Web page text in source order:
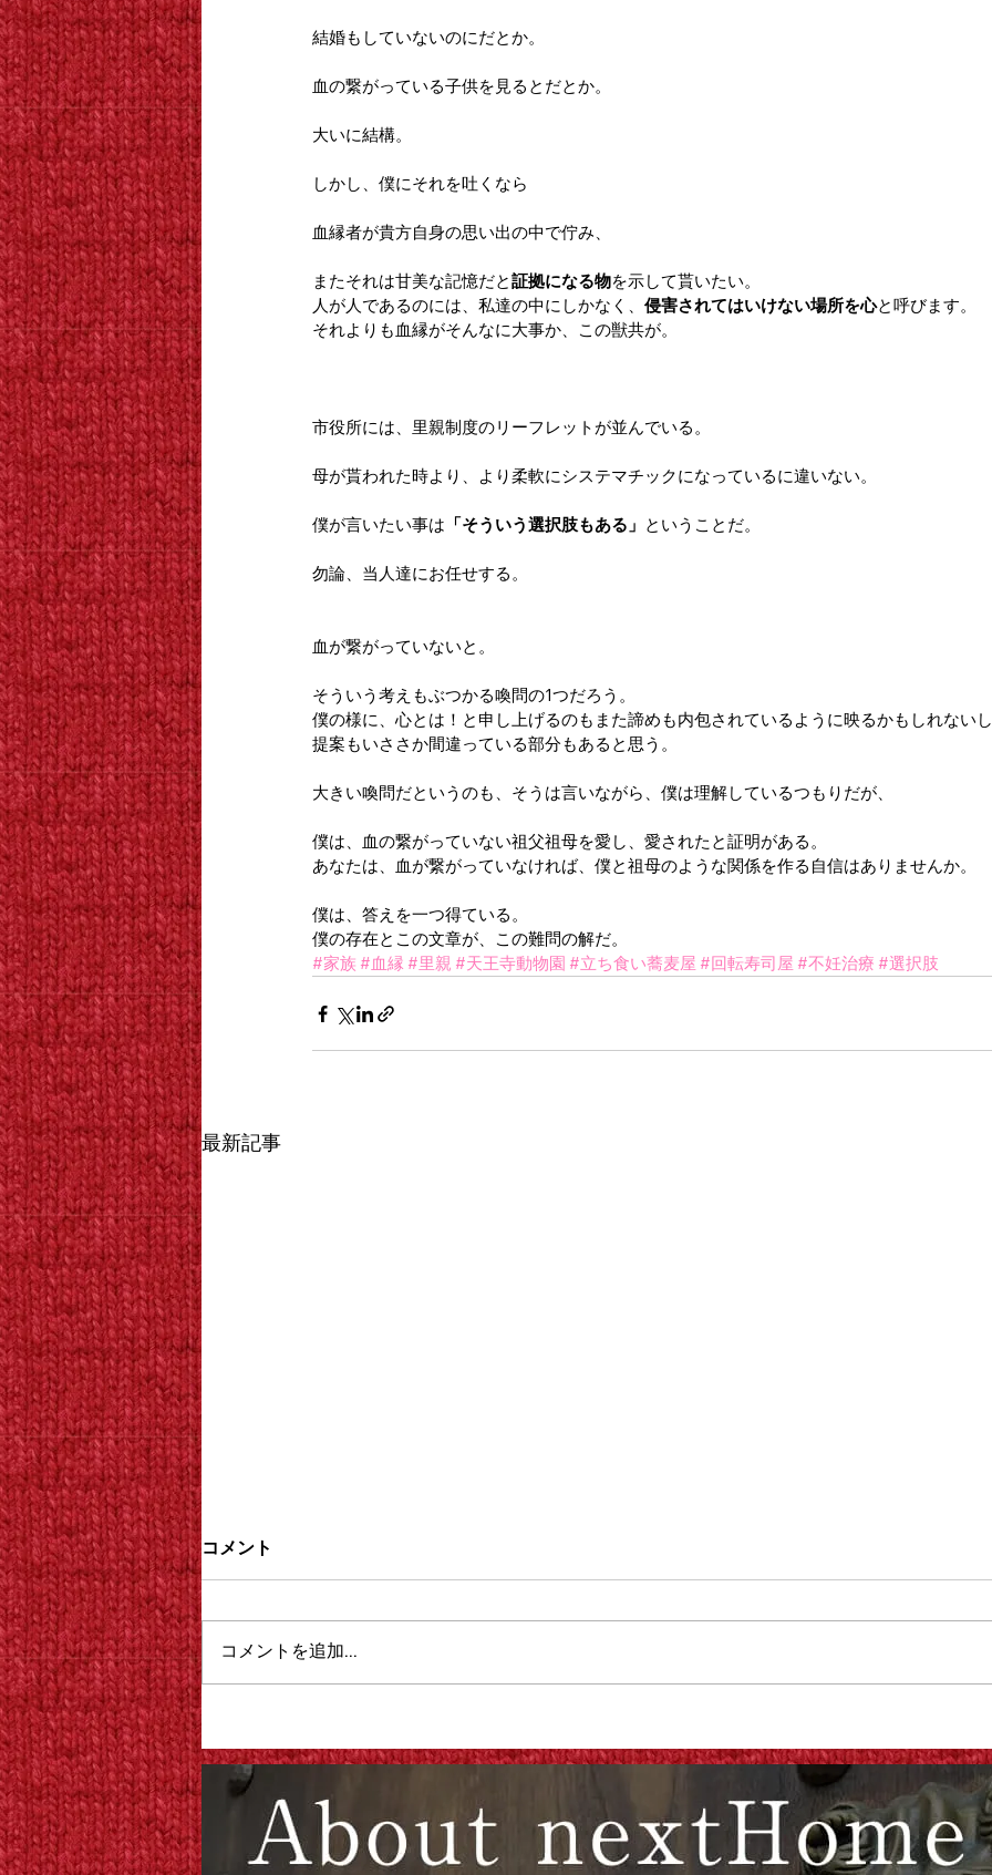
結婚もしていないのにだとか。
血の繋がっている子供を見るとだとか。
大いに結構。
しかし、僕にそれを吐くなら
血縁者が貴方自身の思い出の中で佇み、
またそれは甘美な記憶だと証拠になる物を示して貰いたい。
人が人であるのには、私達の中にしかなく、 侵害されてはいけない場所を心と呼びます。
それよりも血縁がそんなに大事か、この獣共が。
市役所には、里親制度のリーフレットが並んでいる。
母が貰われた時より、より柔軟にシステマチックになっているに違いない。
僕が言いたい事は 「そういう選択肢もある」 ということだ。
勿論、当人達にお任せする。
血が繋がっていないと。
そういう考えもぶつかる喚問の1つだろう。
僕の様に、心とは！と申し上げるのもまた諦めも内包されているように映るかもしれない
提案もいささか間違っている部分もあると思う。
大きい喚問だというのも、そうは言いながら、僕は理解しているつもりだが、
僕は、血の繋がっていない祖父祖母を愛し、愛されたと証明がある。
あなたは、血が繋がっていなければ、僕と祖母のような関係を作る自信はありませんか。
僕は、答えを一つ得ている。
僕の存在とこの文章が、この難問の解だ。
#家族 #血縁 #里親 #天王寺動物園 #立ち食い蕎麦屋 #回転寿司屋 #不妊治療 #選択肢
最新記事
が考える夜の居場所
ーを作るということ
な隠
コメント
コメントを追加…